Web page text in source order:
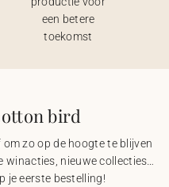
een betere
toekomst
bird
zo op de hoogte te blijven
nieuwe collecties…
je eerste bestelling!